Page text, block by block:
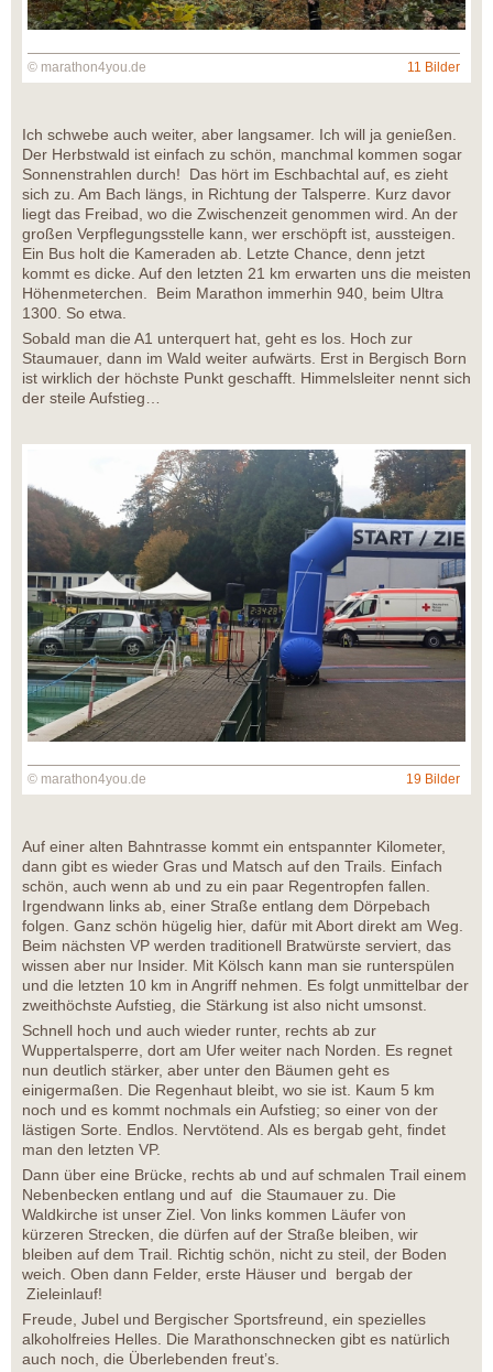
© marathon4you.de 11 Bilder
Ich schwebe auch weiter, aber langsamer. Ich will ja genießen.
Der Herbstwald ist einfach zu schön, manchmal kommen sogar
Sonnenstrahlen durch! Das hört im Eschbachtal auf, es zieht
sich zu. Am Bach längs, in Richtung der Talsperre. Kurz davor
liegt das Freibad, wo die Zwischenzeit genommen wird. An der
großen Verpflegungsstelle kann, wer erschöpft ist, aussteigen.
Ein Bus holt die Kameraden ab. Letzte Chance, denn jetzt
kommt es dicke. Auf den letzten 21 km erwarten uns die meisten
Höhenmeterchen. Beim Marathon immerhin 940, beim Ultra
1300. So etwa.
Sobald man die A1 unterquert hat, geht es los. Hoch zur
Staumauer, dann im Wald weiter aufwärts. Erst in Bergisch Born
ist wirklich der höchste Punkt geschafft. Himmelsleiter nennt sich
der steile Aufstieg…
© marathon4you.de 19 Bilder
Auf einer alten Bahntrasse kommt ein entspannter Kilometer,
dann gibt es wieder Gras und Matsch auf den Trails. Einfach
schön, auch wenn ab und zu ein paar Regentropfen fallen.
Irgendwann links ab, einer Straße entlang dem Dörpebach
folgen. Ganz schön hügelig hier, dafür mit Abort direkt am Weg.
Beim nächsten VP werden traditionell Bratwürste serviert, das
wissen aber nur Insider. Mit Kölsch kann man sie runterspülen
und die letzten 10 km in Angriff nehmen. Es folgt unmittelbar der
zweithöchste Aufstieg, die Stärkung ist also nicht umsonst.
Schnell hoch und auch wieder runter, rechts ab zur
Wuppertalsperre, dort am Ufer weiter nach Norden. Es regnet
nun deutlich stärker, aber unter den Bäumen geht es
einigermaßen. Die Regenhaut bleibt, wo sie ist. Kaum 5 km
noch und es kommt nochmals ein Aufstieg; so einer von der
lästigen Sorte. Endlos. Nervtötend. Als es bergab geht, findet
man den letzten VP.
Dann über eine Brücke, rechts ab und auf schmalen Trail einem
Nebenbecken entlang und auf die Staumauer zu. Die
Waldkirche ist unser Ziel. Von links kommen Läufer von
kürzeren Strecken, die dürfen auf der Straße bleiben, wir
bleiben auf dem Trail. Richtig schön, nicht zu steil, der Boden
weich. Oben dann Felder, erste Häuser und bergab der
Zieleinlauf!
Freude, Jubel und Bergischer Sportsfreund, ein spezielles
alkoholfreies Helles. Die Marathonschnecken gibt es natürlich
auch noch, die Überlebenden freut’s.